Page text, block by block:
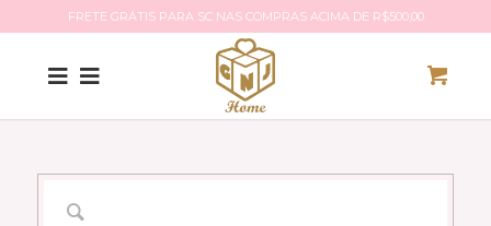
FRETE GRÁTIS PARA SC NAS COMPRAS ACIMA DE R$500,00